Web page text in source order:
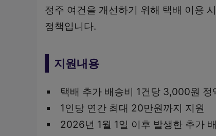
정주 여건을 개선하기 위해 택배 이용
정책입니다.
지원내용
택배 추가 배송비 1건당 3,000원 정
1인당 연간 최대 20만원까지 지원
2026년 1월 1일 이후 발생한 추가